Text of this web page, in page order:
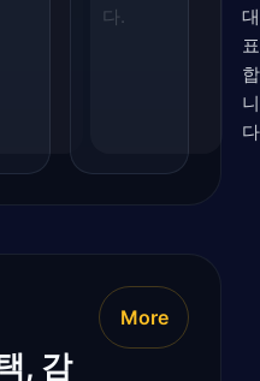
다.
대
표
합
니
, 감
More